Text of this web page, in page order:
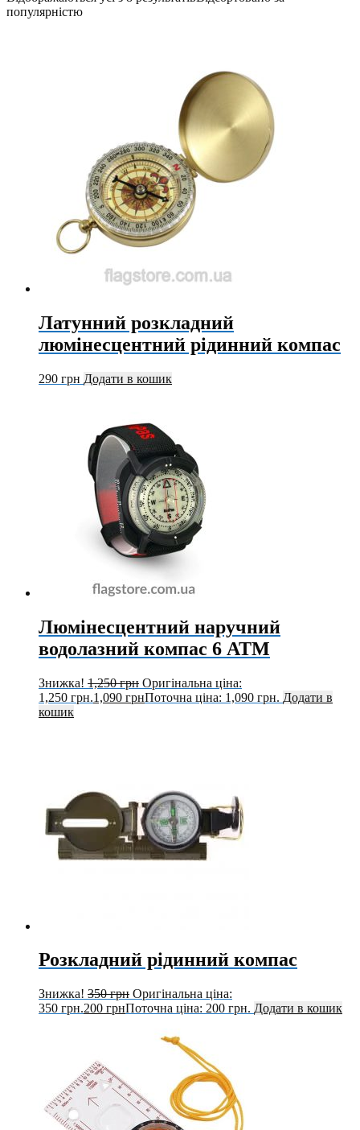
популярністю
Латунний розкладний
люмінесцентний рідинний компас
290 грн Додати в кошик
Люмінесцентний наручний
водолазний компас 6 ATM
Знижка! 1,250грн Оригінальна ціна:
1,250 грн.1,090 грнПоточна ціна: 1,090 грн. Додати в
кошик
Розкладний рідинний компас
Знижка! 350грн Оригінальна ціна:
350 грн.200 грнПоточна ціна: 200 грн. Додати в кошик